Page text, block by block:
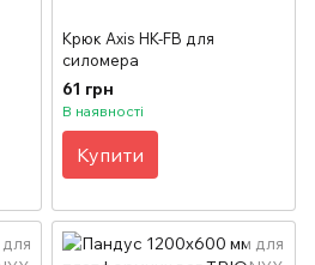
Крюк Axis HK-FB для
силомера
61 грн
В наявності
Купити